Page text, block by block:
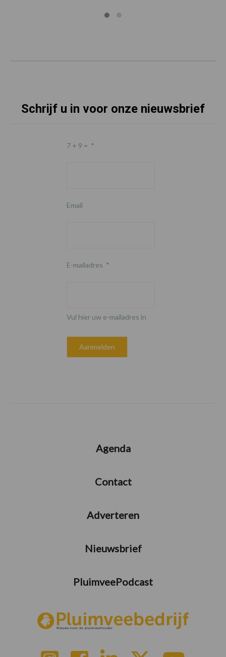
Schrijf u in voor onze nieuwsbrief
7 + 9 = *
Email
E-mailadres *
Vul hier uw e-mailadres in
Agenda
Contact
Adverteren
Nieuwsbrief
PluimveePodcast